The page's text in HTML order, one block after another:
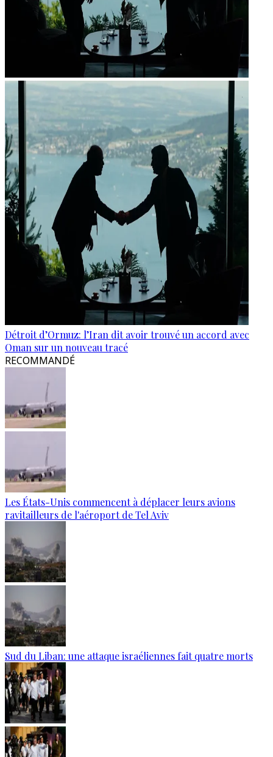
Détroit d’Ormuz: l’Iran dit avoir trouvé un accord avec
Oman sur un nouveau tracé
RECOMMANDÉ
Les États-Unis commencent à déplacer leurs avions
ravitailleurs de l'aéroport de Tel Aviv
Sud du Liban: une attaque israéliennes fait quatre morts